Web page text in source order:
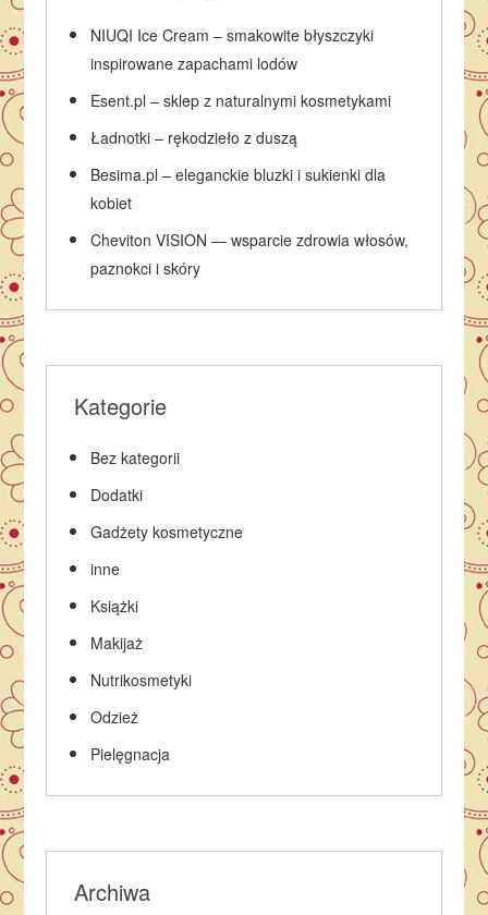
NIUQI Ice Cream – smakowite błyszczyki
inspirowane zapachami lodów
Esent.pl – sklep z naturalnymi kosmetykami
Ładnotki – rękodzieło z duszą
Besima.pl – eleganckie bluzki i sukienki dla
kobiet
Cheviton VISION — wsparcie zdrowia włosów,
paznokci i skóry
Kategorie
Bez kategorii
Dodatki
Gadżety kosmetyczne
inne
Książki
Makijaż
Nutrikosmetyki
Odzież
Pielęgnacja
Archiwa